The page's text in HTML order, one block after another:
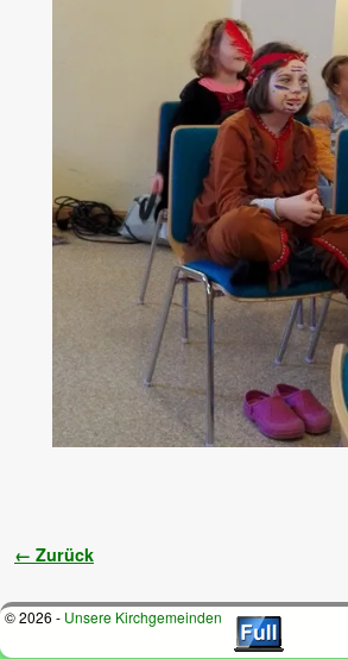
Bilder-Navigation
← Zurück
© 2026 - Unsere Kirchgemeinden